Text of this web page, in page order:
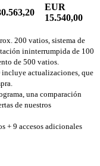
EUR
15.540,00
200 vatios, sistema de
ininterrumpida de 100
de 500 vatios.
actualizaciones, que
una comparación
de nuestros
+ 9 accesos adicionales